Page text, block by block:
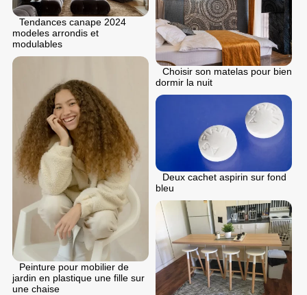
Tendances canape 2024
modeles arrondis et
modulables
Choisir son matelas pour bien
dormir la nuit
Peinture pour mobilier de
jardin en plastique une fille sur
une chaise
Deux cachet aspirin sur fond
bleu